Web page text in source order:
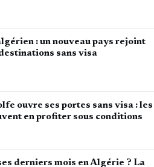
: un nouveau pays rejoint
sans visa
ouvre ses portes sans visa : les
en profiter sous conditions
derniers mois en Algérie ? La